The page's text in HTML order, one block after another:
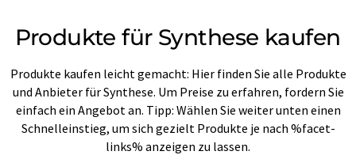
Produkte für Synthese kaufen
Produkte kaufen leicht gemacht: Hier finden Sie alle Produkte
und Anbieter für Synthese. Um Preise zu erfahren, fordern Sie
einfach ein Angebot an. Tipp: Wählen Sie weiter unten einen
Schnelleinstieg, um sich gezielt Produkte je nach %facet-
links% anzeigen zu lassen.